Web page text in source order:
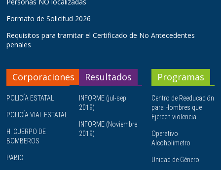
Formato de Solicitud 2026
Requisitos para tramitar el Certificado de No Antecedentes
penales
Corporaciones
POLICÍA ESTATAL
POLICÍA VIAL ESTATAL
H. CUERPO DE
BOMBEROS
PABIC
Resultados
INFORME (jul-sep
2019)
INFORME (Noviembre
2019)
Programas
Centro de Reeducación
para Hombres que
Ejercen violencia
Operativo
Alcoholimetro
Unidad de Género